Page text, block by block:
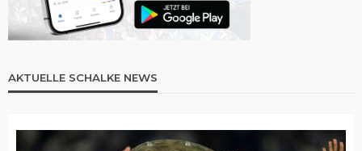
AKTUELLE SCHALKE NEWS